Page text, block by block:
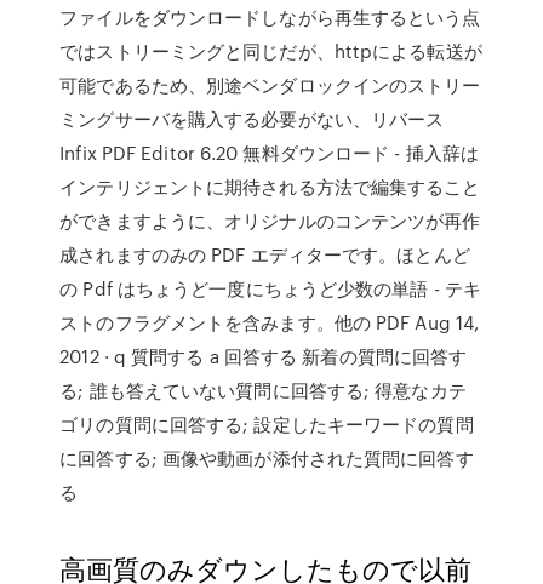
ファイルをダウンロードしながら再生するという点
ではストリーミングと同じだが、httpによる転送が
可能であるため、別途ベンダロックインのストリー
ミングサーバを購入する必要がない、リバース
Infix PDF Editor 6.20 無料ダウンロード - 挿入辞は
インテリジェントに期待される方法で編集すること
ができますように、オリジナルのコンテンツが再作
成されますのみの PDF エディターです。ほとんど
の Pdf はちょうど一度にちょうど少数の単語 - テキ
ストのフラグメントを含みます。他の PDF Aug 14,
2012 · q 質問する a 回答する 新着の質問に回答す
る; 誰も答えていない質問に回答する; 得意なカテ
ゴリの質問に回答する; 設定したキーワードの質問
に回答する; 画像や動画が添付された質問に回答す
る
高画質のみダウンしたもので以前